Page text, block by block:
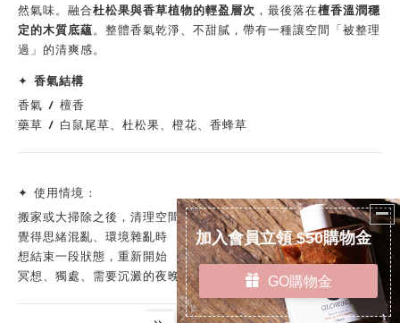
然氣味。融合杜松果與香草植物的輕盈層次 ，最後落在檀香溫潤穩
定的木質底蘊。整體香氣乾淨、不甜膩，帶有一種讓空間「被整理
過」的清爽感。
✦ 香氣結構
香氣 / 檀香
藥草 / 白鼠尾草、杜松果、橙花、香蜂草
✦ 使用情境 :
搬家或大掃除之後，清理空間能量
覺得思緒混亂、環境雜亂時
想結束一段狀態，重新開始
冥想、獨處、需要沉澱的夜晚